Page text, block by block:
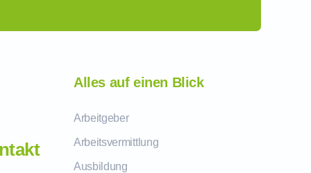
Alles auf einen Blick
Arbeitgeber
Arbeitsvermittlung
Ausbildung